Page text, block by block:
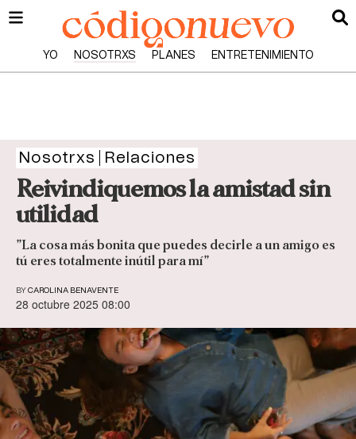
YO NOSOTRXS PLANES ENTRETENIMIENTO
Nosotrxs Relaciones
Reivindiquemos la amistad sin
utilidad
”La cosa más bonita que puedes decirle a un amigo es
tú eres totalmente inútil para mí”
BY CAROLINA BENAVENTE
28 octubre 2025 08:00